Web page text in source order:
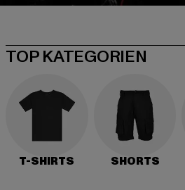
TOP KATEGORIEN
T-SHIRTS SHORTS